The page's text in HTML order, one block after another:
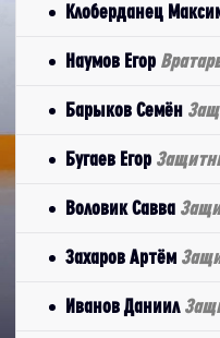
Клоберданец
Наумов Егор
Барыков Семён
Бугаев Егор
Воловик Савва
Захаров Артём
Иванов Даниил